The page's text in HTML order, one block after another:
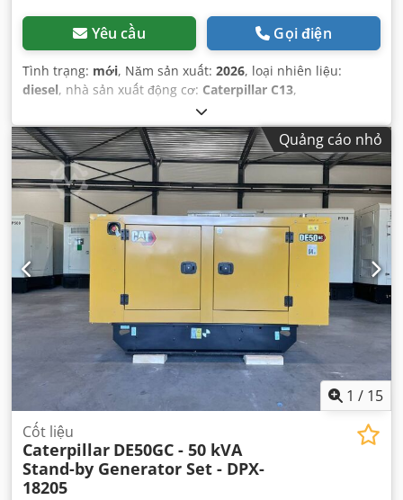
Yêu cầu Gọi điện
Tình trạng: mới, Năm sản xuất: 2026, loại nhiên liệu:
diesel, nhà sản xuất động cơ: Caterpillar C13,
Quảng cáo nhỏ
1 / 15
Cốt liệu
Caterpillar DE50GC - 50 kVA
Stand-by Generator Set - DPX-
18205